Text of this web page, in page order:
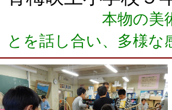
本物の美
とを話し合い、多様な